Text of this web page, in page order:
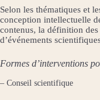
Selon les thématiques et
conception intellectuelle
contenus, la définition
d’événements
Formes d’interventions
– Conseil scientifique